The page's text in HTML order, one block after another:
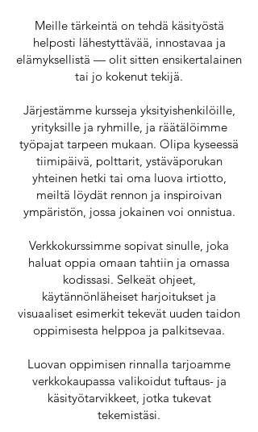
Meille tärkeintä on tehdä käsityöstä
helposti lähestyttävää, innostavaa ja
elämyksellistä — olit sitten ensikertalainen
tai jo kokenut tekijä.
Järjestämme kursseja yksityishenkilöille,
yrityksille ja ryhmille, ja räätälöimme
työpajat tarpeen mukaan. Olipa kyseessä
tiimipäivä, polttarit, ystäväporukan
yhteinen hetki tai oma luova irtiotto,
meiltä löydät rennon ja inspiroivan
ympäristön, jossa jokainen voi onnistua.
Verkkokurssimme sopivat sinulle, joka
haluat oppia omaan tahtiin ja omassa
kodissasi. Selkeät ohjeet,
käytännönläheiset harjoitukset ja
visuaaliset esimerkit tekevät uuden taidon
oppimisesta helppoa ja palkitsevaa.
Luovan oppimisen rinnalla tarjoamme
verkkokaupassa valikoidut tuftaus- ja
käsityötarvikkeet, jotka tukevat
tekemistäsi.